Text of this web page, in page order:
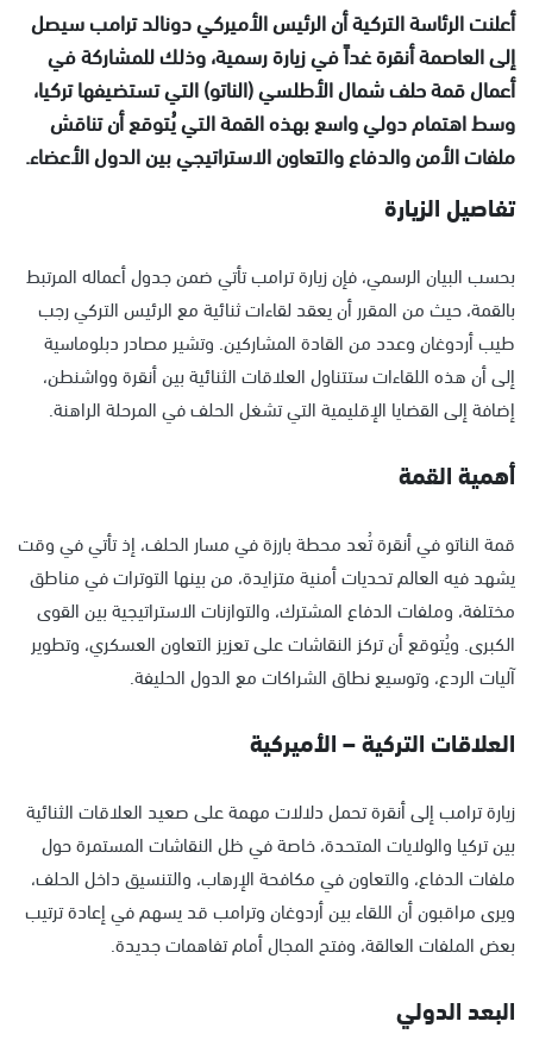
أعلنت الرئاسة التركية أن الرئيس الأميركي دونالد ترامب سيصل
إلى العاصمة أنقرة غداً في زيارة رسمية، وذلك للمشاركة في
أعمال قمة حلف شمال الأطلسي (الناتو) التي تستضيفها تركيا،
وسط اهتمام دولي واسع بهذه القمة التي يُتوقع أن تناقش
ملفات الأمن والدفاع والتعاون الاستراتيجي بين الدول الأعضاء.
تفاصيل الزيارة
بحسب البيان الرسمي، فإن زيارة ترامب تأتي ضمن جدول أعماله المرتبط
بالقمة، حيث من المقرر أن يعقد لقاءات ثنائية مع الرئيس التركي رجب
طيب أردوغان وعدد من القادة المشاركين. وتشير مصادر دبلوماسية
إلى أن هذه اللقاءات ستتناول العلاقات الثنائية بين أنقرة وواشنطن،
إضافة إلى القضايا الإقليمية التي تشغل الحلف في المرحلة الراهنة.
أهمية القمة
قمة الناتو في أنقرة تُعد محطة بارزة في مسار الحلف، إذ تأتي في وقت
يشهد فيه العالم تحديات أمنية متزايدة، من بينها التوترات في مناطق
مختلفة، وملفات الدفاع المشترك، والتوازنات الاستراتيجية بين القوى
الكبرى. ويُتوقع أن تركز النقاشات على تعزيز التعاون العسكري، وتطوير
آليات الردع، وتوسيع نطاق الشراكات مع الدول الحليفة.
العلاقات التركية – الأميركية
زيارة ترامب إلى أنقرة تحمل دلالات مهمة على صعيد العلاقات الثنائية
بين تركيا والولايات المتحدة، خاصة في ظل النقاشات المستمرة حول
ملفات الدفاع، والتعاون في مكافحة الإرهاب، والتنسيق داخل الحلف،
ويرى مراقبون أن اللقاء بين أردوغان وترامب قد يسهم في إعادة ترتيب
بعض الملفات العالقة، وفتح المجال أمام تفاهمات جديدة.
البعد الدولي